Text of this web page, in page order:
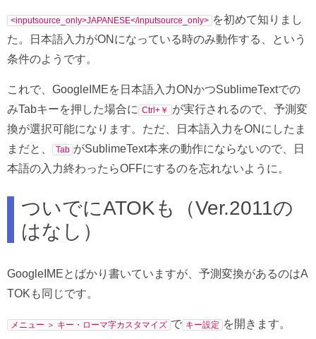
<inputsource_only>JAPANESE</inputsource_only> を初めて知りまし
た。日本語入力がONになっている時のみ動作する、という
条件のようです。
これで、GoogleIMEを日本語入力ONかつSublimeTextでの
みTabキーを押した場合に Ctrl+￥
が実行されるので、予測変
換が選択可能になります。ただ、日本語入力をONにしたま
まだと、
Tab がSublimeText本来の動作にならないので、日
本語の入力終わったらOFFにするのを忘れないように。
ついでにATOKも（Ver.2011の
はなし）
GoogleIMEとばかり書いていますが、予測変換があるのはA
TOKも同じです。
メニュー ＞ キー・ローマ字カスタマイズ で キー設定 を開きます。